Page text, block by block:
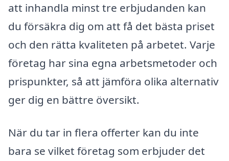
att inhandla minst tre erbjudanden kan
du försäkra dig om att få det bästa priset
och den rätta kvaliteten på arbetet. Varje
företag har sina egna arbetsmetoder och
prispunkter, så att jämföra olika alternativ
ger dig en bättre översikt.
När du tar in flera offerter kan du inte
bara se vilket företag som erbjuder det